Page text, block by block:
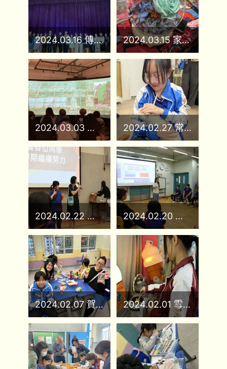
2024.03.16 傳揚愛 2024.03.15 家長溝通藝術工作坊 永生花
2024.03.03 親子旅行 2024.02.27 常識戶外學習日-流浪貓領養中心
2024.02.22 上學期頒獎禮 2024.02.20 關愛長者義工服務培訓
2024.02.07 賀龍年 2024.02.01 雪糕工作坊